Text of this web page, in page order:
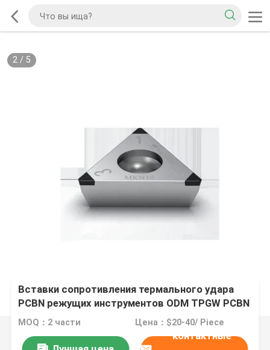
2/ 5
Вставки сопротивления термального удара
PCBN режущих инструментов ODM TPGW PCBN
MOQ：2 части Цена：$20-40/ Piece
контактные